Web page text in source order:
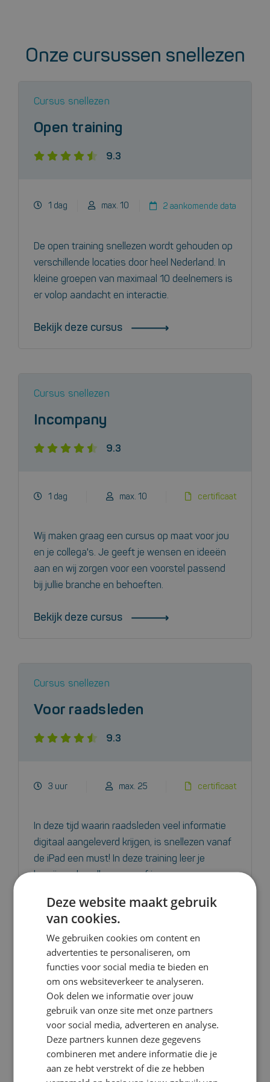
Onze cursussen snellezen
Cursus snellezen
Open training
9.3
1 dag max. 10 2 aankomende data
De open training snellezen wordt gehouden op
verschillende locaties door heel Nederland. In
kleine groepen van maximaal 10 deelnemers is
er volop aandacht en interactie.
Bekijk deze cursus
Cursus snellezen
Incompany
9.3
1 dag max. 10 certificaat
Wij maken graag een cursus op maat voor jou
en je collega's. Je geeft je wensen en ideeën
aan en wij zorgen voor een voorstel passend
bij jullie branche en behoeften.
Bekijk deze cursus
Cursus snellezen
Voor raadsleden
9.3
3 uur max. 25 certificaat
In deze tijd waarin raadsleden veel informatie
digitaal aangeleverd krijgen, is snellezen vanaf
de iPad een must! In deze training leer je
begrijpend snellezen vanaf je
Bekijk deze cursus
Cursus snellezen
Voor de ondernemingsraad
9.3
Deze website maakt gebruik
van cookies.
We gebruiken cookies om content en
advertenties te personaliseren, om
functies voor social media te bieden en
om ons websiteverkeer te analyseren.
Ook delen we informatie over jouw
gebruik van onze site met onze partners
voor social media, adverteren en analyse.
Deze partners kunnen deze gegevens
combineren met andere informatie die je
aan ze hebt verstrekt of die ze hebben